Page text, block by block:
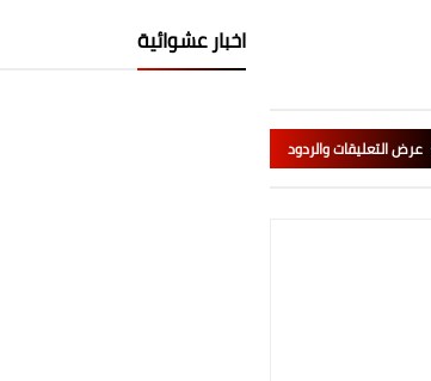
عرض التعليقات والردود
اخبار عشوائية